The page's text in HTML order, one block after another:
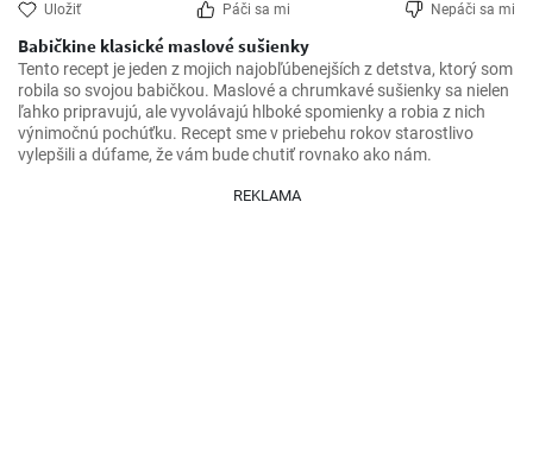
Uložiť Páči sa mi Nepáči sa mi
Babičkine klasické maslové sušienky
Tento recept je jeden z mojich najobľúbenejších z detstva, ktorý som
robila so svojou babičkou. Maslové a chrumkavé sušienky sa nielen
ľahko pripravujú, ale vyvolávajú hlboké spomienky a robia z nich
výnimočnú pochúťku. Recept sme v priebehu rokov starostlivo
vylepšili a dúfame, že vám bude chutiť rovnako ako nám.
REKLAMA